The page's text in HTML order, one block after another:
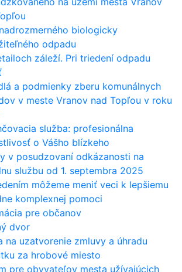
biologicky
odpadu
záleží. Pri triedení odpadu
a podmienky zberu komunálnych
v meste Vranov nad Topľou v roku
služba: profesionálna
o Vášho blízkeho
v posudzovaní odkázanosti na
službu od 1. septembra 2025
môžeme meniť veci k lepšiemu
komplexnej pomoci
pre občanov
dvor
na uzatvorenie zmluvy a úhradu
za hrobové miesto
pre obyvateľov mesta užívajúcich